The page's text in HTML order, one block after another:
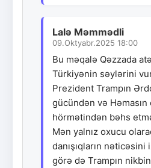
Lalə Məmmədli
09.Oktyabr.2025 18:00
Bu məqalə Qəzzada
Türkiyənin səylərini
Prezident Trampın
gücündən və Həmasın
hörmətindən bəhs
Mən yalnız oxucu
danışıqların
görə də Trampın